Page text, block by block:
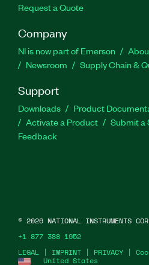
Request a Quote
Company
NI is now part of Emerson
Newsroom
Supply Chain &
Support
Downloads Product
Activate a Product
Submit a
Feedback
United States
LEGAL | IMPRINT | PRIVACY |
© 2026 NATIONAL INSTRUMENTS
+1 877 388 1952